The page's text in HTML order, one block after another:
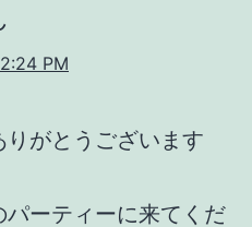
PM
がとうございます
ーティーに来てくだ